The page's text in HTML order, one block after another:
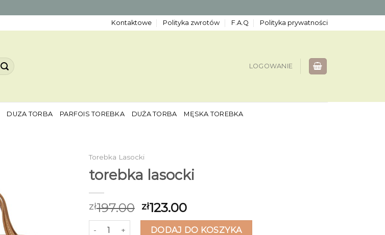
Kontaktowe Polityka zwrotów F.A.Q Polityka prywatności
LOGOWANIE
DUZA TORBA PARFOIS TOREBKA DUŻA TORBA MĘSKA TOREBKA
Torebka Lasocki
torebka lasocki
zł197.00 zł123.00
ilość torebka lasockiDODAJ DO KOSZYKA